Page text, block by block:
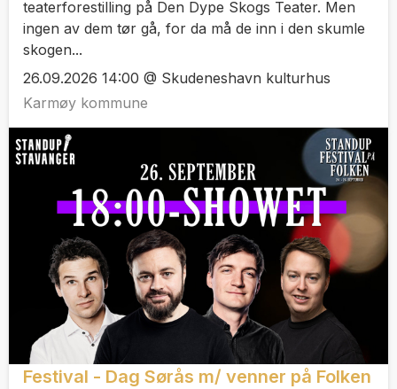
teaterforestilling på Den Dype Skogs Teater. Men
ingen av dem tør gå, for da må de inn i den skumle
skogen...
26.09.2026 14:00 @ Skudeneshavn kulturhus
Karmøy kommune
Festival - Dag Sørås m/ venner på Folken